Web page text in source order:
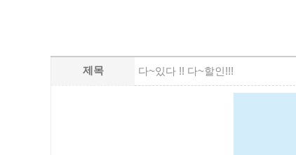
제목 다~있다 !! 다~할인!!!